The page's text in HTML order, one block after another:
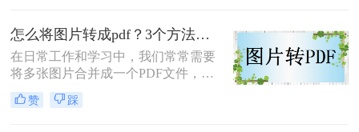
档。那么图片如何转化为pdf格式呢？
本文将详细介绍几种将图片转化为
PDF格式的方法，帮助您轻松完成转
换任务。
怎么将图片转成pdf？3个方法助你完成转换！
在日常工作和学习中，我们常常需要
将多张图片合并成一个PDF文件，便
于分享、打印或是归档。将图片转换
为PDF不仅能够帮助我们更好地管理
赞 踩